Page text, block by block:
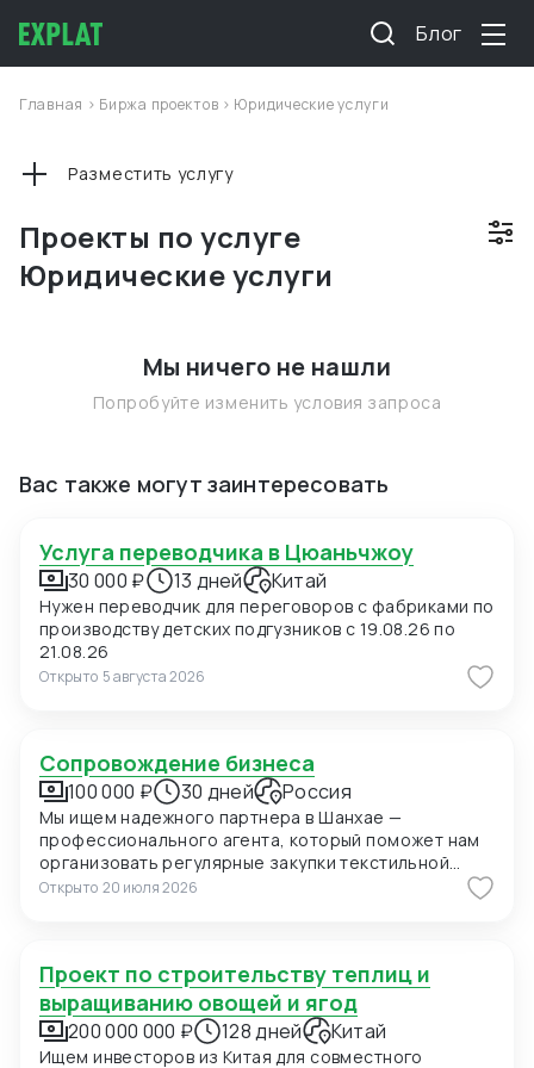
Блог
Главная > Биржа проектов > Юридические услуги
Проекты по услуге
Юридические услуги
Разместить услугу
Мы ничего не нашли
Попробуйте изменить условия запроса
Вас также могут заинтересовать
Услуга переводчика в Цюаньчжоу
30 000 ₽ 13 дней Китай
Нужен переводчик для переговоров с фабриками по
производству детских подгузников с 19.08.26 по
21.08.26
Открыто 5 августа 2026
Сопровождение бизнеса
100 000 ₽ 30 дней Россия
Мы ищем надежного партнера в Шанхае —
профессионального агента, который поможет нам
организовать регулярные закупки текстильной
продукции и фурнитуры в Китае. В ближайшее время
мы планируем приехать в Шанхай для личных встреч
и поиск подходящих фабрик. Конкретно сейчас нас
интересуют позиции: 1. Вешалки пластиковые для
мужских костюмов с возможностью нанесения
логотипа (брендирование). Сегмент —
Открыто 20 июля 2026
Проект по строительству теплиц и
выращиванию овощей и ягод
200 000 000 ₽ 128 дней Китай
Ищем инвесторов из Китая для совместного